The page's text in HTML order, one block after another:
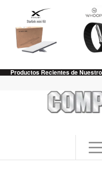
Productos Recientes de